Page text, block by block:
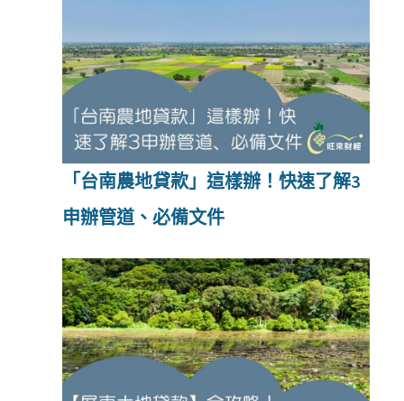
「台南農地貸款」這樣辦！快速了解3
申辦管道、必備文件